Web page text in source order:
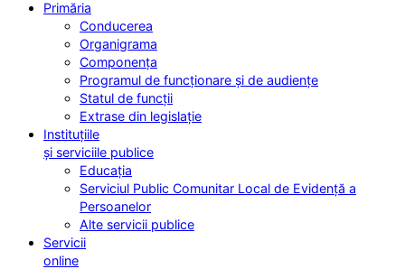
Primăria
Conducerea
Organigrama
Componența
Programul de funcționare și de audiențe
Statul de funcții
Extrase din legislație
Instituțiile
și serviciile publice
Educația
Serviciul Public Comunitar Local de Evidență a
Persoanelor
Alte servicii publice
Servicii
online